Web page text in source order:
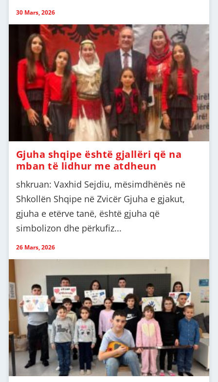
30 Mars, 2026
Gjuha shqipe është gjallëri që na
mban të lidhur me atdheun
shkruan: Vaxhid Sejdiu, mësimdhënës në
Shkollën Shqipe në Zvicër Gjuha e gjakut,
gjuha e etërve tanë, është gjuha që
simbolizon dhe përkufiz...
26 Mars, 2026